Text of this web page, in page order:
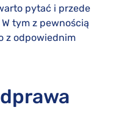
pytać i przede
tym z pewnością
z odpowiednim